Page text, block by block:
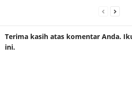
Terima kasih atas komentar Anda.
ini.